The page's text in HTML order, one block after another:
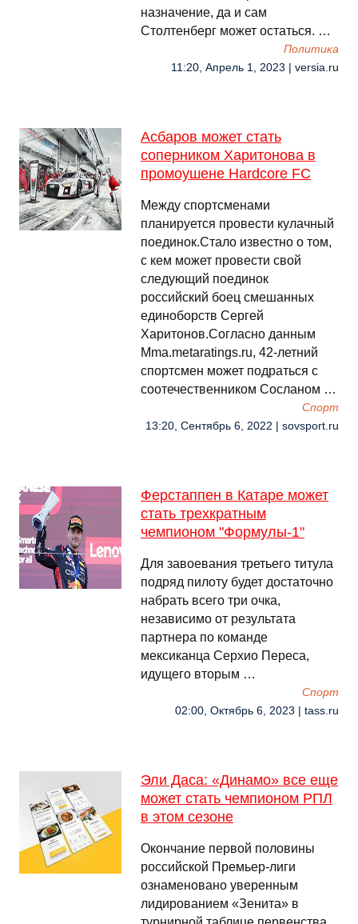
назначение, да и сам
Столтенберг может остаться. …
Политика
11:20, Апрель 1, 2023 | versia.ru
Асбаров может стать
соперником Харитонова в
промоушене Hardcore FC
Между спортсменами
планируется провести кулачный
поединок.Стало известно о том,
с кем может провести свой
следующий поединок
российский боец смешанных
единоборств Сергей
Харитонов.Согласно данным
Mma.metaratings.ru, 42-летний
спортсмен может подраться с
соотечественником Сосланом …
Спорт
13:20, Сентябрь 6, 2022 | sovsport.ru
Ферстаппен в Катаре может
стать трехкратным
чемпионом "Формулы-1"
Для завоевания третьего титула
подряд пилоту будет достаточно
набрать всего три очка,
независимо от результата
партнера по команде
мексиканца Серхио Переса,
идущего вторым …
Спорт
02:00, Октябрь 6, 2023 | tass.ru
Эли Даса: «Динамо» все еще
может стать чемпионом РПЛ
в этом сезоне
Окончание первой половины
российской Премьер-лиги
ознаменовано уверенным
лидированием «Зенита» в